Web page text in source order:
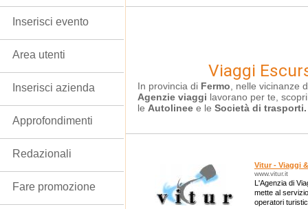
Viaggi
In provincia di Fermo , nelle vicinanze
Agenzie viaggi lavorano per te,
le Autolinee e le Società di trasporti.
Vitur - Viaggi
www.vitur.it
L'Agenzia di
mette al
operatori
Inserisci evento
Area utenti
Inserisci azienda
Approfondimenti
Redazionali
Fare promozione